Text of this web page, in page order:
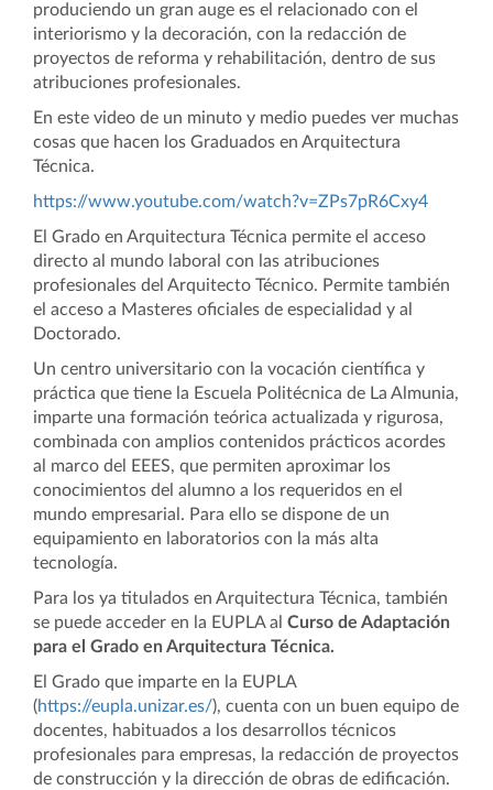
produciendo un gran auge es el relacionado con el
interiorismo y la decoración, con la redacción de
proyectos de reforma y rehabilitación, dentro de sus
atribuciones profesionales.
En este video de un minuto y medio puedes ver muchas
cosas que hacen los Graduados en Arquitectura
Técnica.
https://www.youtube.com/watch?v=ZPs7pR6Cxy4
El Grado en Arquitectura Técnica permite el acceso
directo al mundo laboral con las atribuciones
profesionales del Arquitecto Técnico. Permite también
el acceso a Masteres oficiales de especialidad y al
Doctorado.
Un centro universitario con la vocación científica y
práctica que tiene la Escuela Politécnica de La Almunia,
imparte una formación teórica actualizada y rigurosa,
combinada con amplios contenidos prácticos acordes
al marco del EEES, que permiten aproximar los
conocimientos del alumno a los requeridos en el
mundo empresarial. Para ello se dispone de un
equipamiento en laboratorios con la más alta
tecnología.
Para los ya titulados en Arquitectura Técnica, también
se puede acceder en la EUPLA al Curso de Adaptación
para el Grado en Arquitectura Técnica.
El Grado que imparte en la EUPLA
(https://eupla.unizar.es/), cuenta con un buen equipo de
docentes, habituados a los desarrollos técnicos
profesionales para empresas, la redacción de proyectos
de construcción y la dirección de obras de edificación.